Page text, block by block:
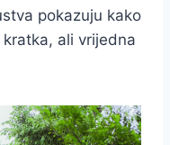
pokazuju kako
ali vrijedna